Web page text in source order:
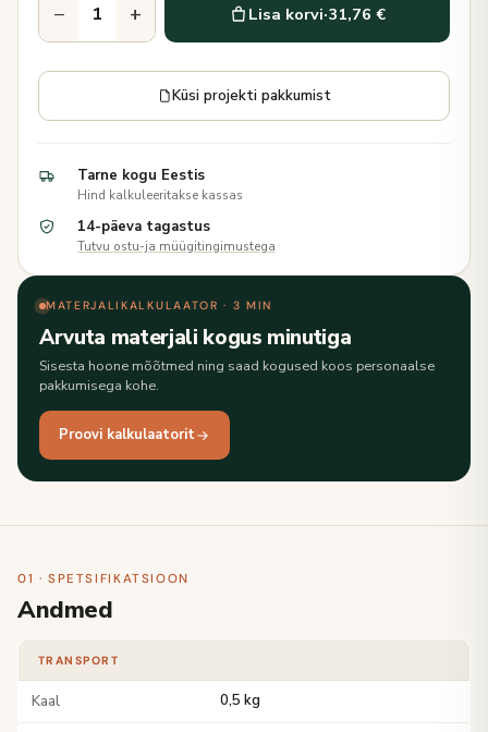
− + Lisa korvi·31,76 €
Küsi projekti pakkumist
Tarne kogu Eestis
Hind kalkuleeritakse kassas
14-päeva tagastus
Tutvu ostu-ja müügitingimustega
MATERJALIKALKULAATOR · 3 MIN
Arvuta materjali kogus minutiga
Sisesta hoone mõõtmed ning saad kogused koos personaalse
pakkumisega kohe.
Proovi kalkulaatorit
01 · SPETSIFIKATSIOON
Andmed
TRANSPORT
Kaal 0,5 kg